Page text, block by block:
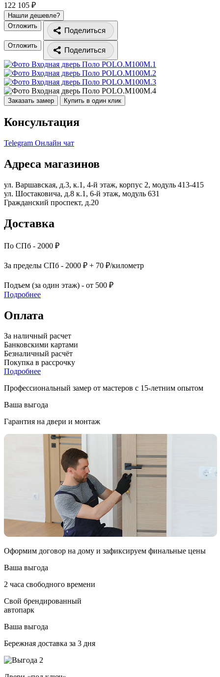
122 105 ₽
Нашли дешевле?
Отложить
Поделиться
Отложить
Поделиться
Заказать замер Купить в один клик
Консультация
Telegram Онлайн чат
Адреса магазинов
ул. Варшавская, д.3, к.1, 4-й этаж, корпус 2, модуль 413-415
ул. Шостаковича, д.8 к.1, 6-й этаж, модуль 631
Гражданский проспект, д.20
Доставка
По СПб - 2000 ₽
За пределы СПб - 2000 ₽ + 70 ₽/километр
Подъем (за один этаж) - от 500 ₽
Подробнее
Оплата
За наличный расчет
Банковскими картами
Безналичный расчёт
Покупка в рассрочку
Подробнее
Профессиональный замер от мастеров с 15-летним опытом
Ваша выгода
Гарантия на двери и монтаж
Оформим договор на дому и зафиксируем финальные цены
Ваша выгода
2 часа свободного времени
Свой брендированный
автопарк
Ваша выгода
Бережная доставка за 3 дня